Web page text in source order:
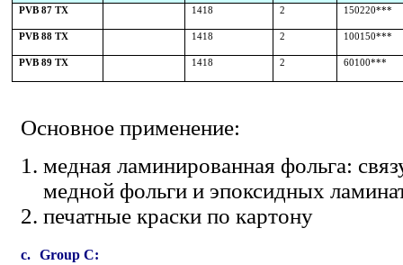
PVB 87TX 1418 2 150220***
PVB 88TX 1418 2 100150***
PVB 89 TX 1418 2 60100***
Основное применение:
медная ламинированная фольга:
медной фольги и эпоксидных
печатные краски по картону
c. Group C: